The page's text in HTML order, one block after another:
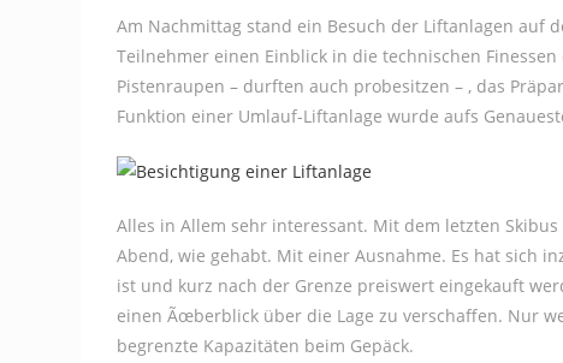
Am Nachmittag stand ein Besuch der Liftanlagen auf
Teilnehmer einen Einblick in die technischen
Pistenraupen – durften auch probesitzen – , das
Funktion einer Umlauf-Liftanlage wurde aufs
Alles in Allem sehr interessant. Mit dem letzten
Abend, wie gehabt. Mit einer Ausnahme. Es hat sich
ist und kurz nach der Grenze preiswert eingekauft
einen Ãœberblick über die Lage zu verschaffen. Nur
begrenzte Kapazitäten beim Gepäck.